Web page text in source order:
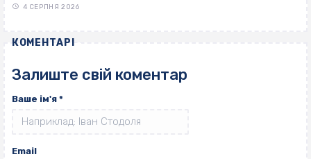
4 СЕРПНЯ 2026
КОМЕНТАРІ
Залиште свій коментар
Ваше ім'я *
Email